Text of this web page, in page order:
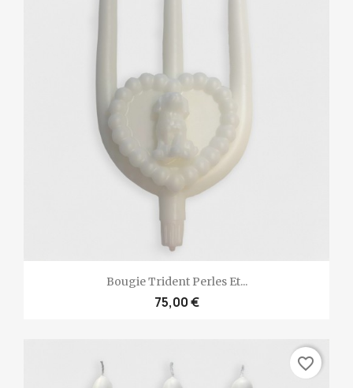
Bougie Trident Perles Et...
75,00 €
favorite_border